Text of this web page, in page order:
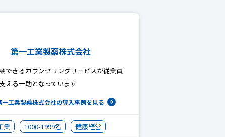
第一工業製薬株式会社
できるカウンセリングサービスが従業員
える一助となっています
一工業製薬株式会社の導入事例を見る
業 1000-1999名 健康経営